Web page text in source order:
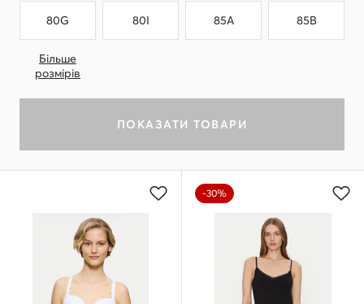
80G 80I 85A 85B
Більше
розмірів
ПОКАЗАТИ ТОВАРИ
-30%